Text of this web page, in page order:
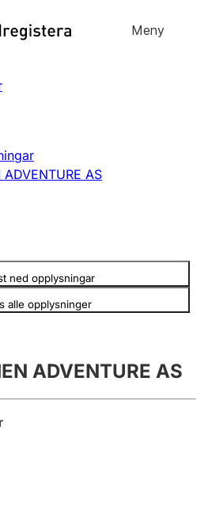
til
Meny
ADVENTURE AS
ned opplysningar
alle opplysninger
ADVENTURE AS